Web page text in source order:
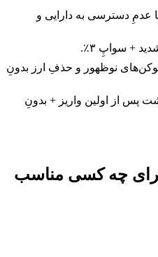
عدمِ دسترسی به دارایی و
نوظهور و حذفِ ارز بدونِ
برداشت پس از اولین واریز + بدونِ
چه کسی مناسب